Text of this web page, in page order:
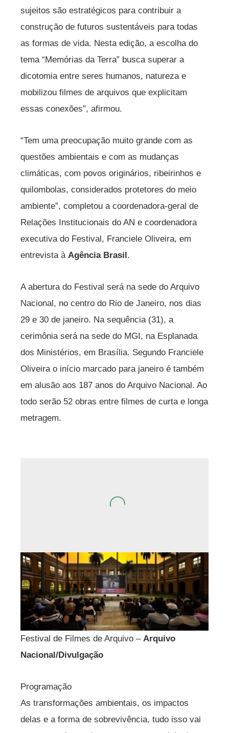
sujeitos são estratégicos para contribuir a
construção de futuros sustentáveis para todas
as formas de vida. Nesta edição, a escolha do
tema “Memórias da Terra” busca superar a
dicotomia entre seres humanos, natureza e
mobilizou filmes de arquivos que explicitam
essas conexões”, afirmou.
“Tem uma preocupação muito grande com as
questões ambientais e com as mudanças
climáticas, com povos originários, ribeirinhos e
quilombolas, considerados protetores do meio
ambiente”, completou a coordenadora-geral de
Relações Institucionais do AN e coordenadora
executiva do Festival, Franciele Oliveira, em
entrevista à Agência Brasil.
A abertura do Festival será na sede do Arquivo
Nacional, no centro do Rio de Janeiro, nos dias
29 e 30 de janeiro. Na sequência (31), a
cerimônia será na sede do MGI, na Esplanada
dos Ministérios, em Brasília. Segundo Franciele
Oliveira o início marcado para janeiro é também
em alusão aos 187 anos do Arquivo Nacional. Ao
todo serão 52 obras entre filmes de curta e longa
metragem.
Festival de Filmes de Arquivo – Arquivo
Nacional/Divulgação
Programação
As transformações ambientais, os impactos
delas e a forma de sobrevivência, tudo isso vai